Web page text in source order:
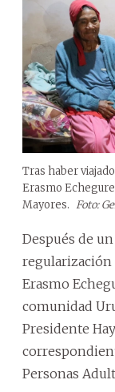
Tras haber
Erasmo
Mayores. Foto:
Después de
regularización
Erasmo
comunidad
Presidente
Personas